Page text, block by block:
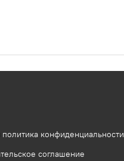
конфиденциальности
соглашение